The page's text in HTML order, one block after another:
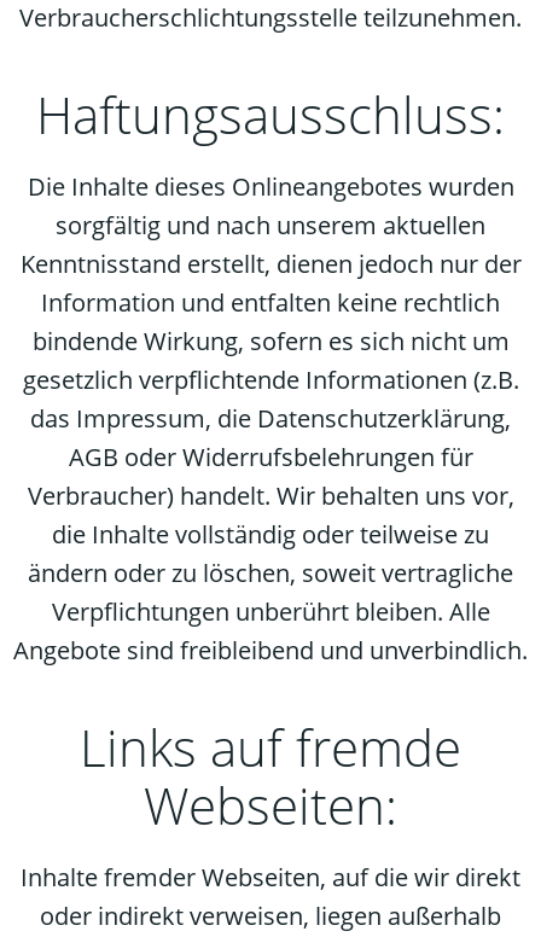
Verbraucherschlichtungsstelle teilzunehmen.
Haftungsausschluss:
Die Inhalte dieses Onlineangebotes wurden
sorgfältig und nach unserem aktuellen
Kenntnisstand erstellt, dienen jedoch nur der
Information und entfalten keine rechtlich
bindende Wirkung, sofern es sich nicht um
gesetzlich verpflichtende Informationen (z.B.
das Impressum, die Datenschutzerklärung,
AGB oder Widerrufsbelehrungen für
Verbraucher) handelt. Wir behalten uns vor,
die Inhalte vollständig oder teilweise zu
ändern oder zu löschen, soweit vertragliche
Verpflichtungen unberührt bleiben. Alle
Angebote sind freibleibend und unverbindlich.
Links auf fremde
Webseiten:
Inhalte fremder Webseiten, auf die wir direkt
oder indirekt verweisen, liegen außerhalb